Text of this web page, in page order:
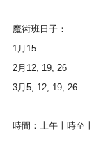
魔術班 日子：
1月15
2月12, 19, 26
3月5, 12, 19, 26
時間： 上午十時至